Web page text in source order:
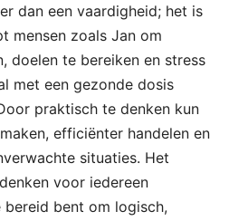
dan een vaardigheid; het is
mensen zoals Jan om
doelen te bereiken en stress
met een gezonde dosis
praktisch te denken kun
efficiënter handelen en
situaties. Het
voor iedereen
bent om logisch,